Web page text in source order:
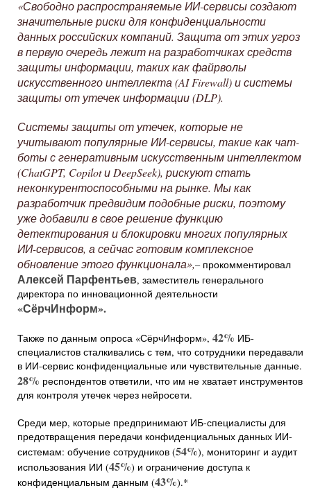
«Свободно распространяемые ИИ-сервисы создают
значительные риски для конфиденциальности
данных российских компаний. Защита от этих угроз
в первую очередь лежит на разработчиках средств
защиты информации, таких как файрволы
искусственного интеллекта (AI Firewall) и системы
защиты от утечек информации (DLP).
Системы защиты от утечек, которые не
учитывают популярные ИИ-сервисы, такие как чат-
боты с генеративным искусственным интеллектом
(ChatGPT, Copilot и DeepSeek), рискуют стать
неконкурентоспособными на рынке. Мы как
разработчик предвидим подобные риски, поэтому
уже добавили в свое решение функцию
детектирования и блокировки многих популярных
ИИ-сервисов, а сейчас готовим комплексное
обновление этого функционала»,– прокомментировал
Алексей Парфентьев, заместитель генерального
директора по инновационной деятельности
«СёрчИнформ».
Также по данным опроса «СёрчИнформ», 42% ИБ-
специалистов сталкивались с тем, что сотрудники передавали
в ИИ-сервис конфиденциальные или чувствительные данные.
28% респондентов ответили, что им не хватает инструментов
для контроля утечек через нейросети.
Среди мер, которые предпринимают ИБ-специалисты для
предотвращения передачи конфиденциальных данных ИИ-
системам: обучение сотрудников (54%), мониторинг и аудит
использования ИИ (45%) и ограничение доступа к
конфиденциальным данным (43%).*